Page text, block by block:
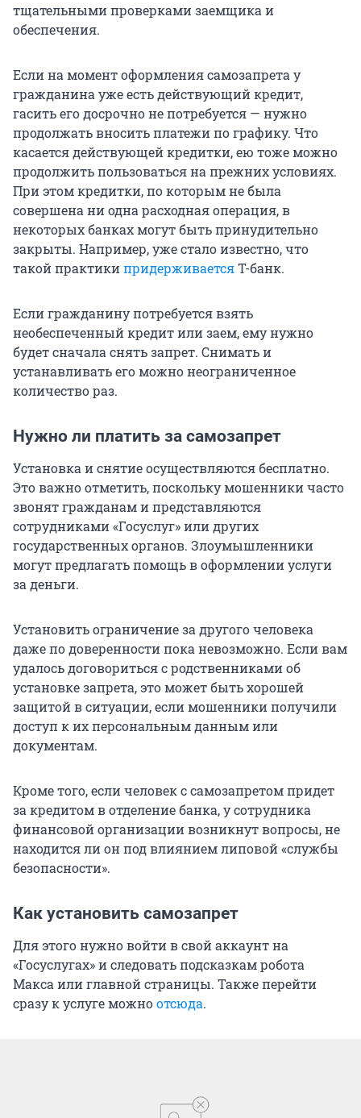
тщательными проверками заемщика и
обеспечения.
Если на момент оформления самозапрета у
гражданина уже есть действующий кредит,
гасить его досрочно не потребуется — нужно
продолжать вносить платежи по графику. Что
касается действующей кредитки, ею тоже можно
продолжить пользоваться на прежних условиях.
При этом кредитки, по которым не была
совершена ни одна расходная операция, в
некоторых банках могут быть принудительно
закрыты. Например, уже стало известно, что
такой практикипридерживаетсяТ-банк.
Если гражданину потребуется взять
необеспеченный кредит или заем, ему нужно
будет сначала снять запрет. Снимать и
устанавливать его можно неограниченное
количество раз.
Нужно ли платить за самозапрет
Установка и снятие осуществляются бесплатно.
Это важно отметить, поскольку мошенники часто
звонят гражданам и представляются
сотрудниками «Госуслуг» или других
государственных органов. Злоумышленники
могут предлагать помощь в оформлении услуги
за деньги.
Установить ограничение за другого человека
даже по доверенности пока невозможно. Если вам
удалось договориться с родственниками об
установке запрета, это может быть хорошей
защитой в ситуации, если мошенники получили
доступ к их персональным данным или
документам.
Кроме того, если человек с самозапретом придет
за кредитом в отделение банка, у сотрудника
финансовой организации возникнут вопросы, не
находится ли он под влиянием липовой «службы
безопасности».
Как установить самозапрет
Для этого нужно войти в свой аккаунт на
«Госуслугах» и следовать подсказкам робота
Макса или главной страницы. Также перейти
сразу к услуге можноотсюда.